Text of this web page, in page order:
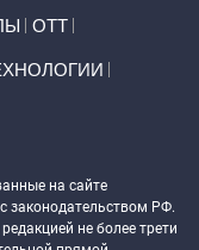
ОТТ
на сайте
законодательством РФ.
не более трети